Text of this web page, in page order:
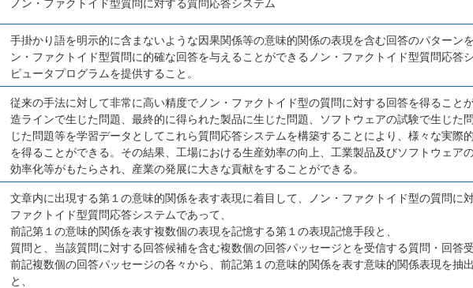
ノン・ファクトイド型質問に対する質問応答システム
手掛かり語を明示的に含まないような因果関係等の意味的関係の表現を含む回答のパターン
ン・ファクトイド型質問に的確な回答を与えることができるノン・ファクトイド型質問応答
ピュータプログラムを提供すること。
従来の手法に対して非常に高い精度でノン・ファクトイド型の質問に対する回答を得ること
造ラインで生じた問題、最終的に得られた製品に生じた問題、ソフトウェアの試験で生じた
じた問題等を学習データとしてこれら質問応答システムを構築することにより、様々な実際
を得ることができる。その結果、工場における生産効率の向上、工業製品及びソフトウェア
効率化等がもたらされ、産業の発展に大きな貢献をすることができる。
文章内に出現する第１の意味的関係を表す表現に着目して、ノン・ファクトイド型の質問に
ファクトイド型質問応答システムであって、
前記第１の意味的関係を表す複数個の表現を記憶する第１の表現記憶手段と、
質問と、当該質問に対する回答候補を含む複数個の回答パッセージとを受信する質問・回答受
前記複数個の回答パッセージの各々から、前記第１の意味的関係を表す意味的関係表現を抽
と、